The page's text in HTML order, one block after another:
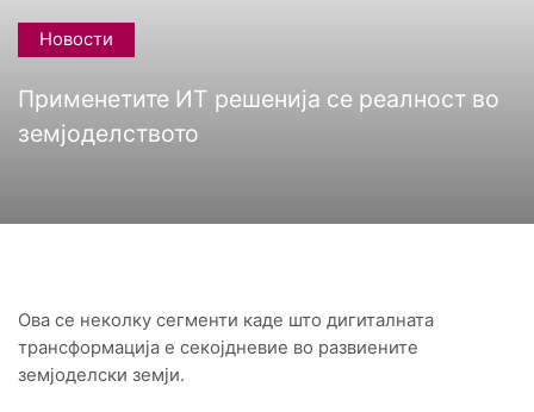
Новости
Применетите ИТ решенија се реалност во
земјоделството
Ова се неколку сегменти каде што дигиталната
трансформација е секојдневие во развиените
земјоделски земји.